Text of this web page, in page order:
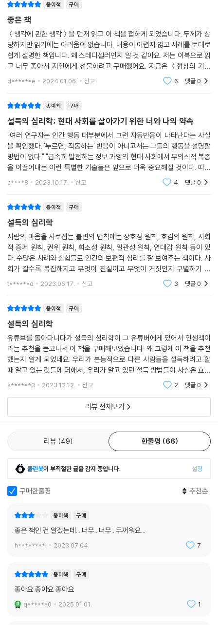
이를 통해 관계 속에서 설득이 어떻게 작동하고 오류를 낳는지 면밀히 확
인해볼 수 있다. 새 단장을 통해 더욱 탄탄해진 내용과 구성으로 돌아온
『설득의 심리학』은 기존 독자들에게도, 새롭게 만나는 독자들에게도 만족
감을 선사할 것이다.
왜 쉽게 승낙하고 뒤늦게야 후회하는가?
당신이 원하는 것을 얻으려면 상대의 마음부터 사로잡아라!
상대에게 이용당하지 않고, 원하는 방향으로 일이 술술 풀리게 하는 설득
의 힘
독자들의 적극적인 참여와 응원, 그리고 설득심리학에 관한 저자의 연구
열정이 드러나는 책
이 책의 시작은 사회심리학자 로버트 치알디니가 생각지도 않았던 잡지를
정기 구독한다거나 턱없이 비싼 옷을 선뜻 사버리고 나서 후회하며 살아온
자신의 경험에서 비롯되었다고 한다. 이 책에 현장감 넘치는 사례가 많은
실에서 벗어나 세일즈맨, 기금 모금원, 광고업자 등 사람을 설득하는 능력
에 생계가 달린 설득 전문가들의 세계로 직접 뛰어들기도 했다. 때문에 그
는 다른 사람들에게 긍정적인 대답을 이끌어내지 못하는 사람은 낙오될 수
밖에 없고, 설득 전문가들이 어떤 방식으로 상대를 설득하는지 누구보다
잘 알고 있었다.
이 책은 7가지 설득의 원칙을 중심으로 구성되어 있다. 이들 원칙이 사회
는 방법 등을 살펴본다. 각 원칙이 사람들로부터 확실하게 자동적이고 무
의식적인 복종을 얻어내는 능력, 즉 뭔가 깊이 사고해보기 전에 먼저 ‘네’라
고 응답하게 만드는 능력과 어떤 관계를 맺고 있는지도 들여다본다.
사람은 평생 수많은 사람을 만나며 살아간다. 가족, 친구, 직장 동료 등 관
계 속에서 한 사람의 인생이 시작되고 완성되고 끝이 난다. 아무런 목적 없
는 만남이 있는가 하면, 어떤 목적을 이루기 위한 만남도 있다. 그중 경쟁이
치열한 비즈니스 세계에서 누군가를 만나 협상을 통해 자신이 원하는 것을
얻기 위해서는 상대의 요구에 쉽게 응해서는 안 된다. 설득의 달인들은 상
대로부터 ‘네’라는 응답을 끌어내기 위해 수천 가지의 기술을 동원한다. 그
모든 기술은 이 책에서 언급하는 7가지 원칙에서 벗어나지 않는다. 이 책
에서 언급하는 설득의 원칙들만 꿰차고 있어도 직장생활이나 중요한 협상
있다.
종이책 구매
좋은 책
＜생각에 관한 생각＞을 먼저 읽고 이 책을 접하게 되었습니다. 두께가 상
당하지만 읽기에는 어려움이 없습니다. 내용이 어렵지 않고 사례를 토대로
쉽게 설명한 책입니다. 왜 스테디셀러인지 알 것 같아요. 저는 이북으로 읽
고 너무 좋아서 지인에게 선물하려고 구매했어요. 지금은 ＜협상의 기술
＞을 읽고 있는데 협상의 기술은 사람이 왜 그런 행동(선택)을 하는지에는
d******e 2024.01.06. 신고 6 댓글0
종이책 구매
설득의 심리학; 현대 사회를 살아가기 위한 너와 나의 약속
"여러 연구자는 인간 행동 대부분에서 그런 자동반응이 나타난다는 사실
을 확인했다. '누르면, 작동하는' 반응이 아니고서는 그들의 행동을 설명할
방법이 없다." "급속히 발전하는 정보 과잉의 현대 사회에서 무의식적 복종
을 이끌어내는 이런 특별한 기술들은 앞으로 더욱 중요해질 것이다. 따라
서 우리 사회에서 이런 무의식적 설득이 왜 그리고 어떻게 일어나는지 이
c****8 2023.10.17. 신고 4 댓글0
종이책 구매
설득의 심리학
사람의 마음을 사로잡는 불변의 법칙에는 상호성 원칙, 호감의 원칙, 사회
적 증거 원칙, 권위 원칙, 희소성 원칙, 일관성 원칙, 연대감 원칙 등이 있
다. 수많은 사례와 실험들로 인간의 보편적 심리를 잘 보여주는 책이다. 사
회가 갈수록 복잡해지고 무엇이 진실이고 무엇이 거짓인지 구별하기 힘
든 세상에 인간의 사고, 스스로의 심리를 알아야 조금이나마 손해를 덜 보
t******d 2023.06.17. 신고 3 댓글0
종이책 구매
설득의 심리학
유튜브를 돌아다니다가 설득의 심리학이 그 유튜버에게 있어서 인생책이
라는 추천을 듣고나서 이 책을 구매해보았습니다. 왜 그렇게 이 책을 추천
했는지 알게 되었네요. 우리가 본능적으로 다른 사람들을 설득하려고 할
때 알고 있는 것들에 더해서, 우리가 알고 있던 설득 방법들이 사실은 효과
적이지 않다는 것을 여러 사회실험을 통해서 보여줍니다. 심리학 교수가
s******3 2023.12.12. 신고 2 댓글0
리뷰 전체보기
리뷰 49 한줄평 66
클린봇이 부적절한 글을 감지 중입니다. 설정
구매한줄평 추천순
종이책 구매
좋은 책인 건 알겠는데... 너무...너무...두꺼워요...
h********l 2023.07.04. 7
종이책 구매
좋아요 좋아요 좋아요
q******0 2025.01.01. 1